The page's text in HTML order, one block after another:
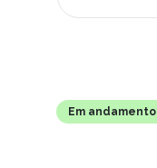
Em andamento